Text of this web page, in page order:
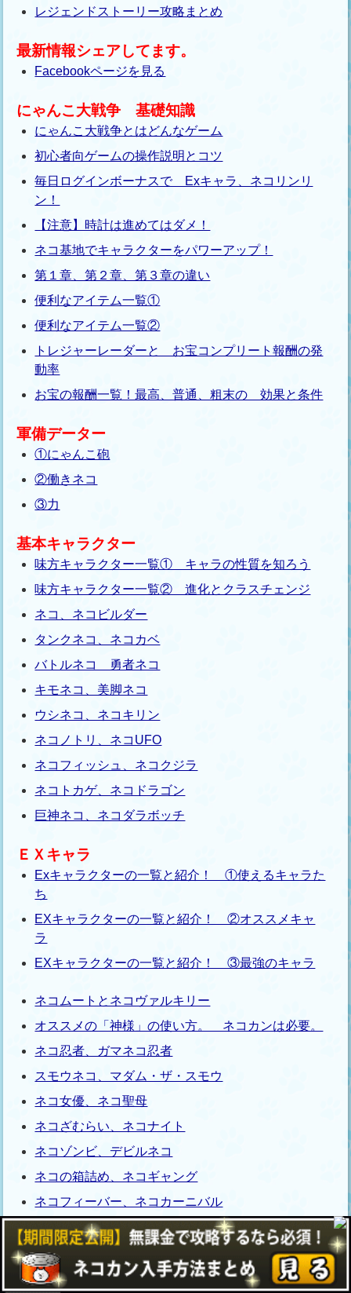
レジェンドストーリー攻略まとめ
最新情報シェアしてます。
Facebookページを見る
にゃんこ大戦争 基礎知識
にゃんこ大戦争とはどんなゲーム
初心者向ゲームの操作説明とコツ
毎日ログインボーナスで Exキャラ、ネコリンリ
ン！
【注意】時計は進めてはダメ！
ネコ基地でキャラクターをパワーアップ！
第１章、第２章、第３章の違い
便利なアイテム一覧①
便利なアイテム一覧②
トレジャーレーダーと お宝コンプリート報酬の発
動率
お宝の報酬一覧！最高、普通、粗末の 効果と条件
軍備データー
①にゃんこ砲
②働きネコ
③力
基本キャラクター
味方キャラクター一覧① キャラの性質を知ろう
味方キャラクター一覧② 進化とクラスチェンジ
ネコ、ネコビルダー
タンクネコ、ネコカベ
バトルネコ 勇者ネコ
キモネコ、美脚ネコ
ウシネコ、ネコキリン
ネコノトリ、ネコUFO
ネコフィッシュ、ネコクジラ
ネコトカゲ、ネコドラゴン
巨神ネコ、ネコダラボッチ
ＥＸキャラ
Exキャラクターの一覧と紹介！ ①使えるキャラた
ち
EXキャラクターの一覧と紹介！ ②オススメキャ
ラ
EXキャラクターの一覧と紹介！ ③最強のキャラ
ネコムートとネコヴァルキリー
オススメの「神様」の使い方。 ネコカンは必要。
ネコ忍者、ガマネコ忍者
スモウネコ、マダム・ザ・スモウ
ネコ女優、ネコ聖母
ネコざむらい、ネコナイト
ネコゾンビ、デビルネコ
ネコの箱詰め、ネコギャング
ネコフィーバー、ネコカーニバル
ネコ縛り、ネコ縛りNEO
女王猫、処刑人
カンフーにゃんこ、酔拳にゃんこ